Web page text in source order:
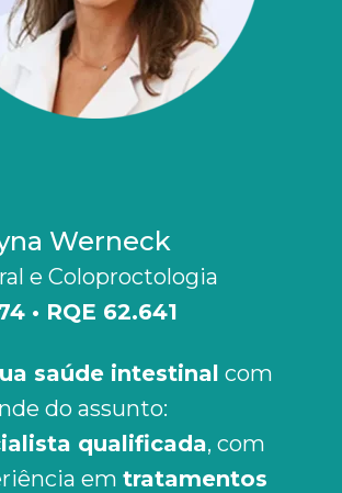
Werneck
e Coloproctologia
• RQE 62.641
saúde intestinal com
do assunto:
qualificada, com
em tratamentos